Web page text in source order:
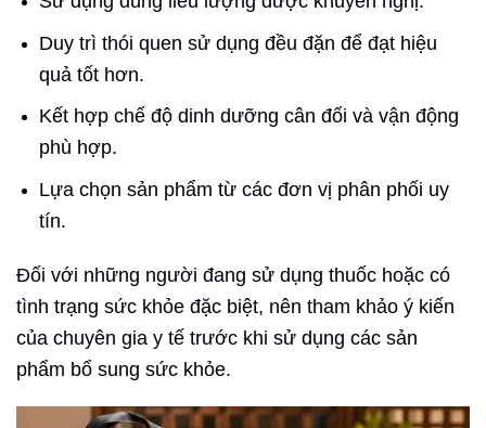
Duy trì thói quen sử dụng đều đặn để đạt hiệu
quả tốt hơn.
Kết hợp chế độ dinh dưỡng cân đối và vận động
phù hợp.
Lựa chọn sản phẩm từ các đơn vị phân phối uy
tín.
Đối với những người đang sử dụng thuốc hoặc có
tình trạng sức khỏe đặc biệt, nên tham khảo ý kiến
của chuyên gia y tế trước khi sử dụng các sản
phẩm bổ sung sức khỏe.